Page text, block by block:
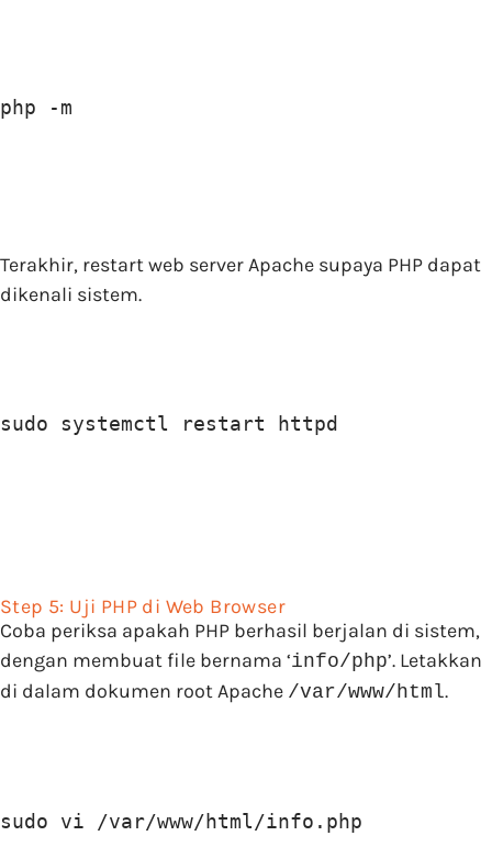
php -m
Terakhir, restart web server Apache supaya PHP dapat
dikenali sistem.
sudo systemctl restart httpd
Step 5: Uji PHP di Web Browser
Coba periksa apakah PHP berhasil berjalan di sistem,
dengan membuat file bernama ‘info/php’. Letakkan
di dalam dokumen root Apache /var/www/html.
sudo vi /var/www/html/info.php